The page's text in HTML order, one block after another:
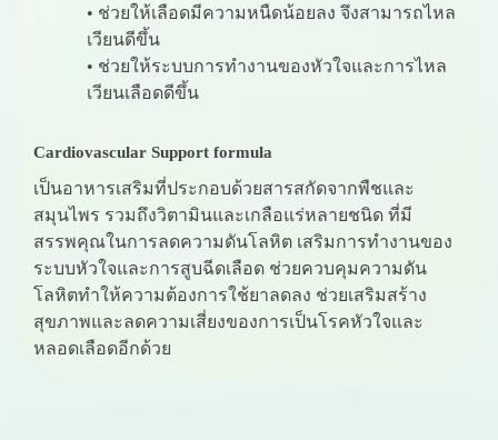
• ช่วยให้เลือดมีความหนืดน้อยลง จึงสามารถไหล
เวียนดีขึ้น
• ช่วยให้ระบบการทำงานของหัวใจและการไหล
เวียนเลือดดีขึ้น
Cardiovascular Support formula
เป็นอาหารเสริมที่ประกอบด้วยสารสกัดจากพืชและ
สมุนไพร รวมถึงวิตามินและเกลือแร่หลายชนิด ที่มี
สรรพคุณในการลดความดันโลหิต เสริมการทำงานของ
ระบบหัวใจและการสูบฉีดเลือด ช่วยควบคุมความดัน
โลหิตทำให้ความต้องการใช้ยาลดลง ช่วยเสริมสร้าง
สุขภาพและลดความเสี่ยงของการเป็นโรคหัวใจและ
หลอดเลือดอีกด้วย